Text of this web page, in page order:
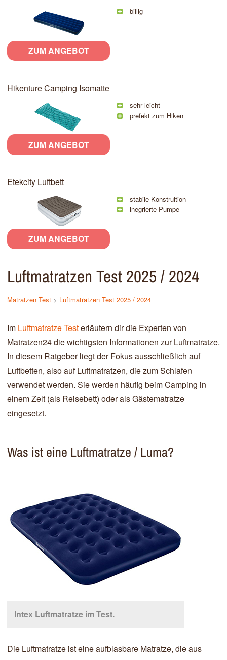
billig
ZUM ANGEBOT
Hikenture Camping Isomatte
sehr leicht
prefekt zum Hiken
ZUM ANGEBOT
Etekcity Luftbett
stabile Konstrultion
inegrierte Pumpe
ZUM ANGEBOT
Luftmatratzen Test 2025 / 2024
Matratzen Test > Luftmatratzen Test 2025 / 2024
Im Luftmatratze Testerläutern dir die Experten von
Matratzen24 die wichtigsten Informationen zur Luftmatratze.
In diesem Ratgeber liegt der Fokus ausschließlich auf
Luftbetten, also auf Luftmatratzen, die zum Schlafen
verwendet werden. Sie werden häufig beim Camping in
einem Zelt (als Reisebett) oder als Gästematratze
eingesetzt.
Was ist eine Luftmatratze / Luma?
Intex Luftmatratze im Test.
Die Luftmatratze ist eine aufblasbare Matratze, die aus